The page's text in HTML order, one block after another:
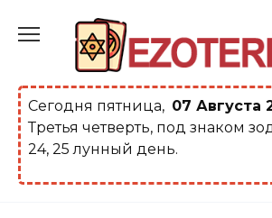
содержанию
Сегодня пятница, 07 Августа
Третья четверть, под знаком
24, 25 лунный день.